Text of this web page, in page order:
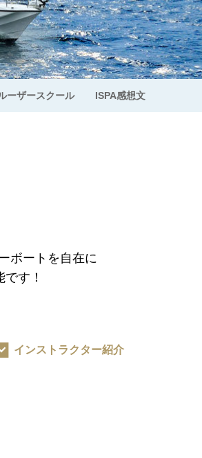
ーザースクール ISPA感想文
ボートを自在に
す！
インストラクター紹介